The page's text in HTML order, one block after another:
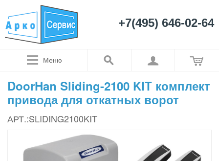
+7(495) 646-02-64
Меню
DoorHan Sliding-2100 KIT комплект
привода для откатных ворот
АРТ.:SLIDING2100KIT